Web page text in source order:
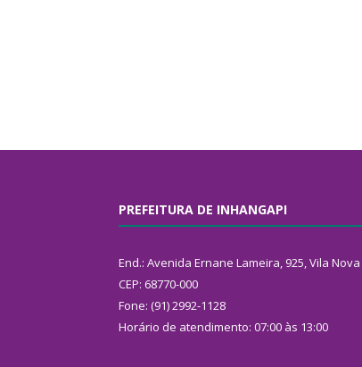
PREFEITURA DE INHANGAPI
End.: Avenida Ernane Lameira, 925, Vila Nova
CEP: 68770-000
Fone: (91) 2992-1128
Horário de atendimento: 07:00 às 13:00